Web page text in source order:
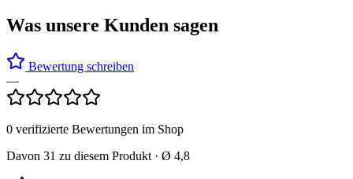
Was unsere Kunden sagen
Bewertung schreiben
—
0 verifizierte Bewertungen im Shop
Davon 31 zu diesem Produkt · Ø 4,8